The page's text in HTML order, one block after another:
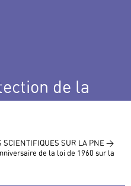
de la
SCIENTIFIQUES SUR LA PNE >
de la loi de 1960 sur la